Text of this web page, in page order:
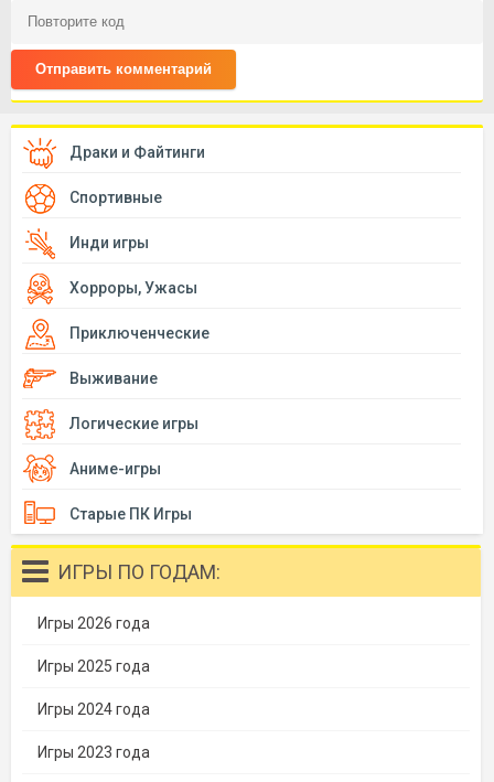
Отправить комментарий
Драки и Файтинги
Спортивные
Инди игры
Хорроры, Ужасы
Приключенческие
Выживание
Логические игры
Аниме-игры
Старые ПК Игры
ИГРЫ ПО ГОДАМ:
Игры 2026 года
Игры 2025 года
Игры 2024 года
Игры 2023 года